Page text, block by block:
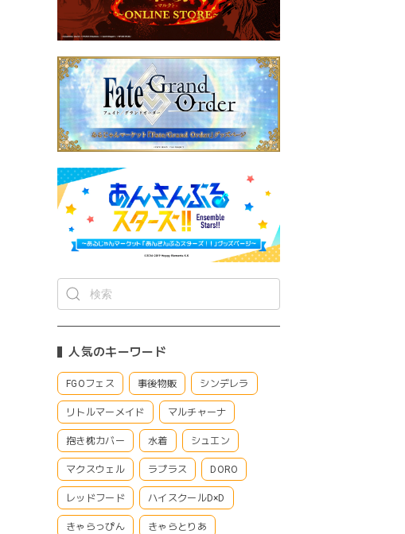
人気のキーワード
FGOフェス 事後物販 シンデレラ
リトルマーメイド マルチャーナ
抱き枕カバー 水着 シュエン
マクスウェル ラプラス DORO
レッドフード ハイスクールD×D
きゃらっぴん きゃらとりあ